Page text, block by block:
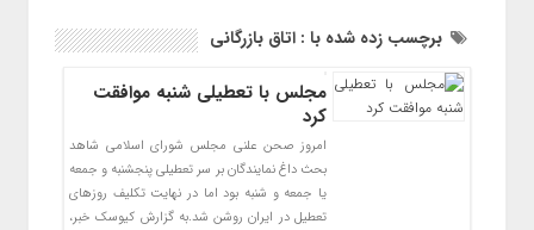
برچسب زده شده با : اتاق بازرگانی
مجلس با تعطیلی شنبه موافقت
کرد
امروز صحن علنی مجلس شورای اسلامی شاهد
بحث داغ نمایندگان بر سر تعطیلی پنجشنبه و جمعه
یا جمعه و شنبه بود اما در نهایت تکلیف روزهای
تعطیل در ایران روشن شد.به گزارش کیوسک خبر،